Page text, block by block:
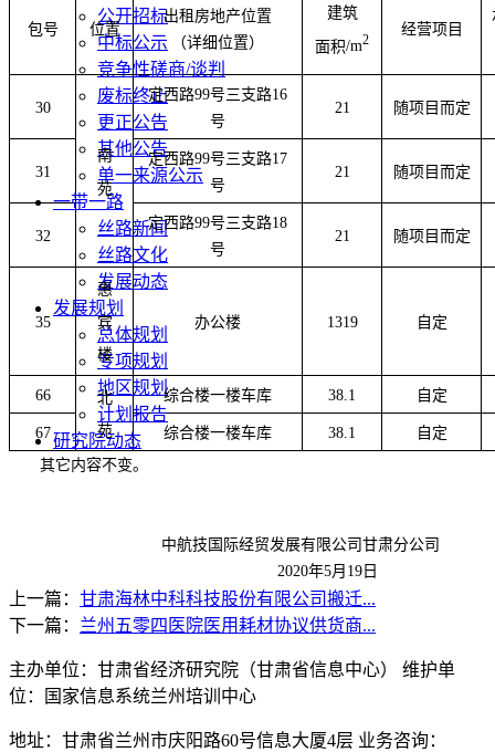
公开招标
中标公示
竞争性磋商/谈判
废标终止
更正公告
其他公告
单一来源公示
一带一路
丝路新闻
丝路文化
发展动态
发展规划
总体规划
专项规划
地区规划
计划报告
研究院动态
包号 位置
出租房地产位置
（详细位置）
建筑
面积/m2
经营项目
30
南
苑
定西路99号三支路16
号
21 随项目而定
31
定西路99号三支路17
号
21 随项目而定
32
定西路99号三支路18
号
21 随项目而定
35
惠
宾
楼
办公楼 1319 自定
66
北
苑
综合楼一楼车库 38.1 自定
67 综合楼一楼车库 38.1
自定
其它内容不变。
中航技国际经贸发展有限公司甘肃分公司
2020年5月 19 日
上一篇： 甘肃海林中科科技股份有限公司搬迁...
下一篇： 兰州五零四医院医用耗材协议供货商...
主办单位：甘肃省经济研究院（甘肃省信息中心） 维护单
位：国家信息系统兰州培训中心
地址：甘肃省兰州市庆阳路60号信息大厦4层 业务咨询：